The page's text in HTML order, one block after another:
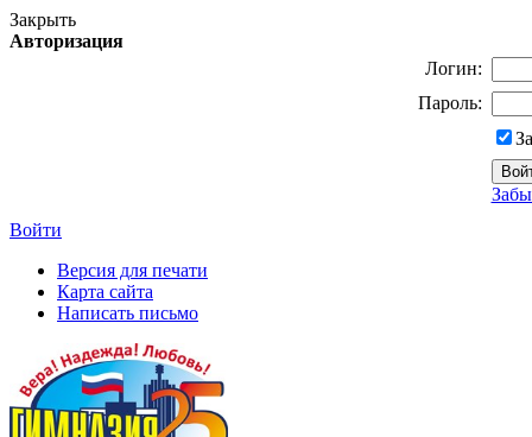
Закрыть
Авторизация
Логин:
Пароль:
Войти
Версия для печати
Карта сайта
Написать письмо